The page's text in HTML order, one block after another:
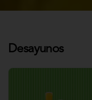
Desayunos